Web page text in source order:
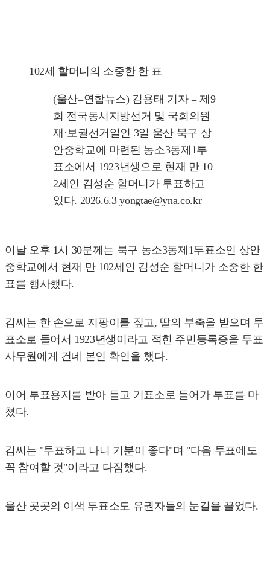
102세 할머니의 소중한 한 표
(울산=연합뉴스) 김용태 기자 = 제9
회 전국동시지방선거 및 국회의원
재·보궐선거일인 3일 울산 북구 상
안중학교에 마련된 농소3동제1투
표소에서 1923년생으로 현재 만 10
2세인 김성순 할머니가 투표하고
있다. 2026.6.3 yongtae@yna.co.kr
이날 오후 1시 30분께는 북구 농소3동제1투표소인 상안
중학교에서 현재 만 102세인 김성순 할머니가 소중한 한
표를 행사했다.
김씨는 한 손으로 지팡이를 짚고, 딸의 부축을 받으며 투
표소로 들어서 1923년생이라고 적힌 주민등록증을 투표
사무원에게 건네 본인 확인을 했다.
이어 투표용지를 받아 들고 기표소로 들어가 투표를 마
쳤다.
김씨는 "투표하고 나니 기분이 좋다"며 "다음 투표에도
꼭 참여할 것"이라고 다짐했다.
울산 곳곳의 이색 투표소도 유권자들의 눈길을 끌었다.